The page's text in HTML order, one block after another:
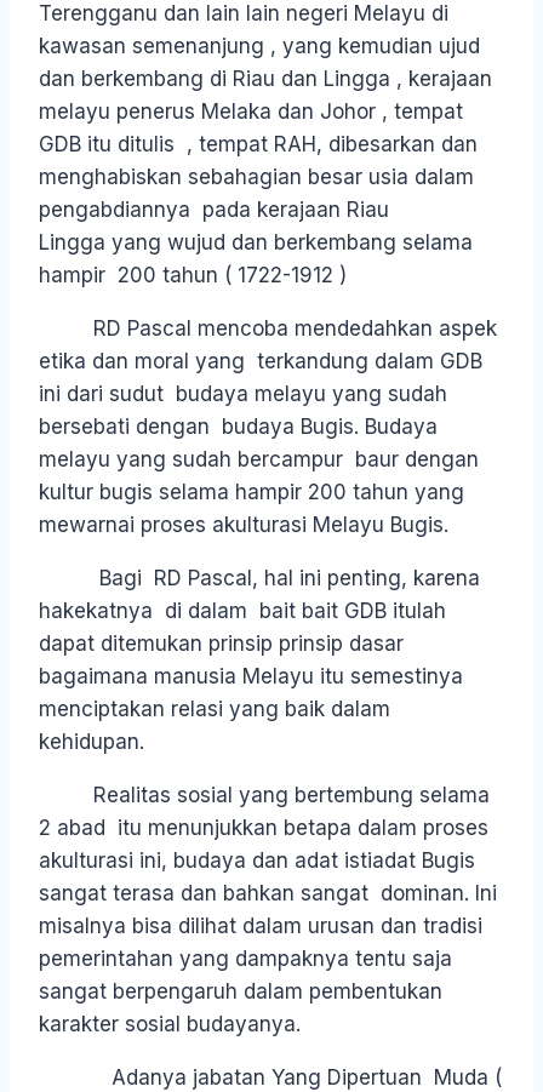
Terengganu dan lain lain negeri Melayu di
kawasan semenanjung , yang kemudian ujud
dan berkembang di Riau dan Lingga , kerajaan
melayu penerus Melaka dan Johor , tempat
GDB itu ditulis , tempat RAH, dibesarkan dan
menghabiskan sebahagian besar usia dalam
pengabdiannya pada kerajaan Riau
Lingga yang wujud dan berkembang selama
hampir 200 tahun ( 1722-1912 )
RD Pascal mencoba mendedahkan aspek
etika dan moral yang terkandung dalam GDB
ini dari sudut budaya melayu yang sudah
bersebati dengan budaya Bugis. Budaya
melayu yang sudah bercampur baur dengan
kultur bugis selama hampir 200 tahun yang
mewarnai proses akulturasi Melayu Bugis.
Bagi RD Pascal, hal ini penting, karena
hakekatnya di dalam bait bait GDB itulah
dapat ditemukan prinsip prinsip dasar
bagaimana manusia Melayu itu semestinya
menciptakan relasi yang baik dalam
kehidupan.
Realitas sosial yang bertembung selama
2 abad itu menunjukkan betapa dalam proses
akulturasi ini, budaya dan adat istiadat Bugis
sangat terasa dan bahkan sangat dominan. Ini
misalnya bisa dilihat dalam urusan dan tradisi
pemerintahan yang dampaknya tentu saja
sangat berpengaruh dalam pembentukan
karakter sosial budayanya.
Adanya jabatan Yang Dipertuan Muda (